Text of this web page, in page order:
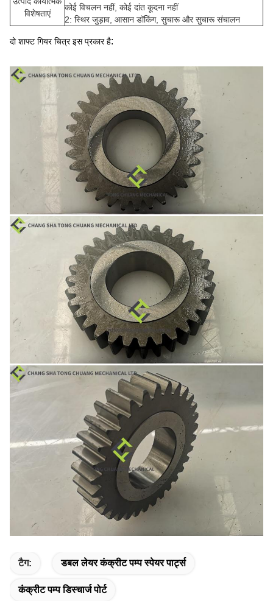
विशेषताएं
कोई विचलन नहीं, कोई दांत कूदना नहीं
2: स्थिर जुड़ाव, आसान डॉकिंग, सुचारू और सुचारू संचालन
दो शाफ्ट गियर चित्र इस प्रकार है:
टैग: डबल लेयर कंक्रीट पम्प स्पेयर पार्ट्स
कंक्रीट पम्प डिस्चार्ज पोर्ट